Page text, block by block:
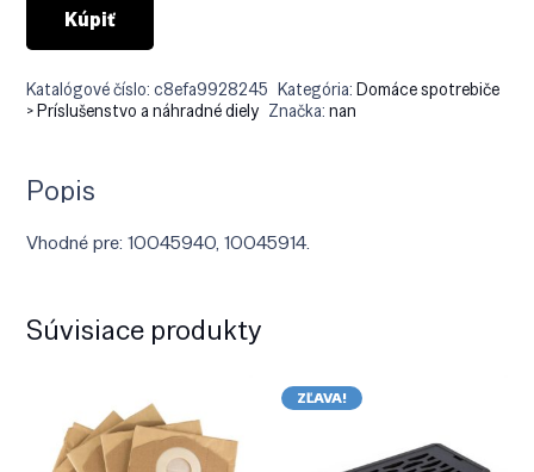
Kúpiť
Katalógové číslo:c8efa9928245 Kategória:Domáce spotrebiče
> Príslušenstvo a náhradné diely Značka:nan
Popis
Vhodné pre: 10045940, 10045914.
Súvisiace produkty
ZĽAVA!